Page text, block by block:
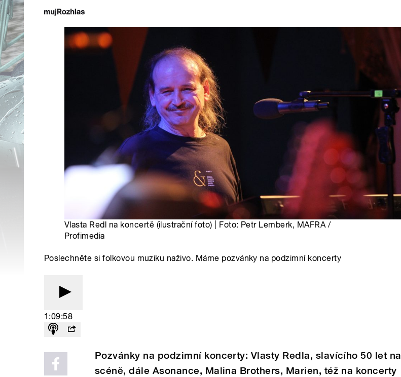
Vlasta Redl na koncertě (ilustrační foto) | Foto: Petr Lemberk, MAFRA /
Profimedia
Poslechněte si folkovou muziku naživo. Máme pozvánky na podzimní koncerty
1:09:58
Pozvánky na podzimní koncerty: Vlasty Redla, slavícího 50 let na
scéně, dále Asonance, Malina Brothers, Marien, též na koncerty